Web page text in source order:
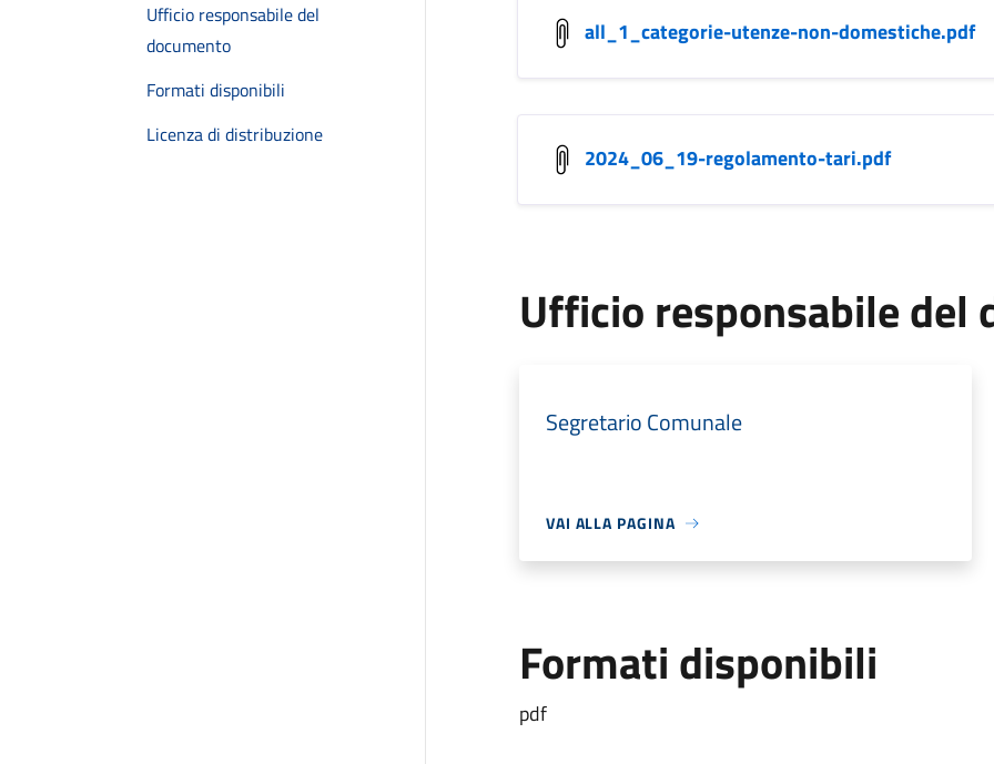
Ufficio responsabile del
documento
Formati disponibili
Licenza di distribuzione
all_1_categorie-utenze-non-domestiche.pdf
2024_06_19-regolamento-tari.pdf
Ufficio responsabile del
Segretario Comunale
VAI ALLA PAGINA
Formati disponibili
pdf